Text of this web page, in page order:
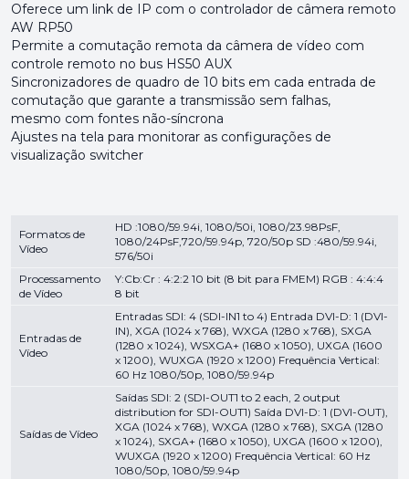
Oferece um link de IP com o controlador de câmera remoto
AW RP50
Permite a comutação remota da câmera de vídeo com
controle remoto no bus HS50 AUX
Sincronizadores de quadro de 10 bits em cada entrada de
comutação que garante a transmissão sem falhas,
mesmo com fontes não-síncrona
Ajustes na tela para monitorar as configurações de
visualização switcher
Formatos de
Vídeo
HD :1080/59.94i, 1080/50i, 1080/23.98PsF,
1080/24PsF,720/59.94p, 720/50p SD :480/59.94i,
576/50i
Processamento
de Vídeo
Y:Cb:Cr : 4:2:2 10 bit (8 bit para FMEM) RGB : 4:4:4
8 bit
Entradas de
Vídeo
Entradas SDI: 4 (SDI-IN1 to 4) Entrada DVI-D: 1 (DVI-
IN), XGA (1024 x 768), WXGA (1280 x 768), SXGA
(1280 x 1024), WSXGA+ (1680 x 1050), UXGA (1600
x 1200), WUXGA (1920 x 1200) Frequência Vertical:
60 Hz 1080/50p, 1080/59.94p
Saídas de Vídeo
Saídas SDI: 2 (SDI-OUT1 to 2 each, 2 output
distribution for SDI-OUT1) Saída DVI-D: 1 (DVI-OUT),
XGA (1024 x 768), WXGA (1280 x 768), SXGA (1280
x 1024), SXGA+ (1680 x 1050), UXGA (1600 x 1200),
WUXGA (1920 x 1200) Frequência Vertical: 60 Hz
1080/50p, 1080/59.94p